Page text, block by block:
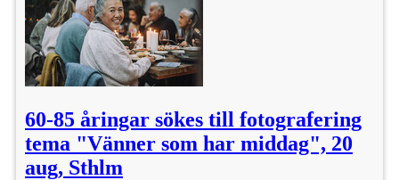
60-85 åringar sökes till fotografering
tema "Vänner som har middag", 20
aug, Sthlm